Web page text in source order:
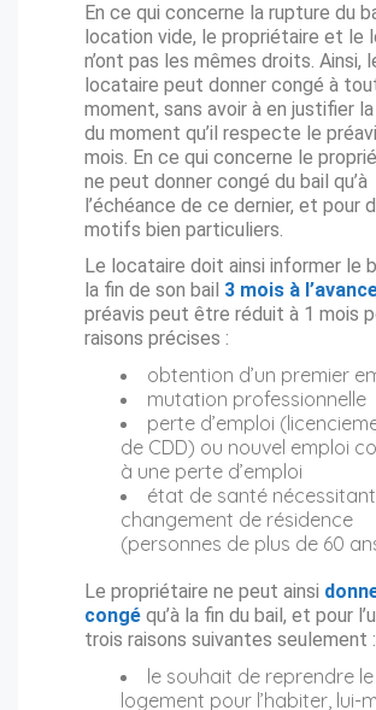
En ce qui concerne la rupture du
location vide, le propriétaire et le
n’ont pas les mêmes droits. Ainsi,
locataire peut donner congé à
moment, sans avoir à en justifier la
du moment qu’il respecte le
mois. En ce qui concerne le
ne peut donner congé du bail qu’à
l’échéance de ce dernier, et pour
motifs bien particuliers.
Le locataire doit ainsi informer le
la fin de son bail 3 mois à
préavis peut être réduit à 1 mois
raisons précises :
obtention d’un premier
mutation professionnelle
perte d’emploi
de CDD) ou nouvel emploi
à une perte d’emploi
état de santé
changement de résidence
(personnes de plus de 60
Le propriétaire ne peut ainsi
congé qu’à la fin du bail, et pour
trois raisons suivantes seulement :
le souhait de reprendre le
logement pour l’habiter, lui-